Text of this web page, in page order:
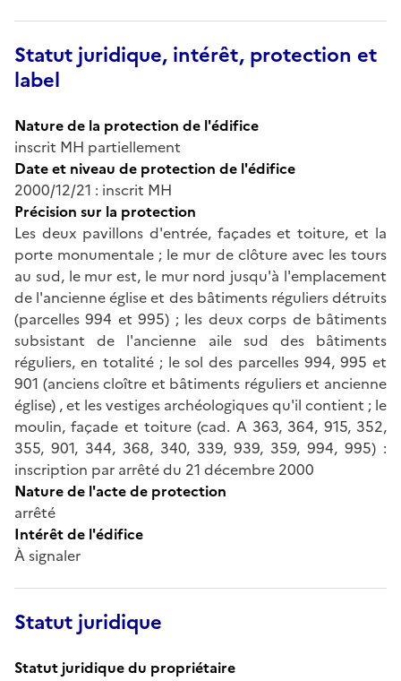
Statut juridique, intérêt, protection et
label
Nature de la protection de l'édifice
inscrit MH partiellement
Date et niveau de protection de l'édifice
2000/12/21 : inscrit MH
Précision sur la protection
Les deux pavillons d'entrée, façades et toiture, et la
porte monumentale ; le mur de clôture avec les tours
au sud, le mur est, le mur nord jusqu'à l'emplacement
de l'ancienne église et des bâtiments réguliers détruits
(parcelles 994 et 995) ; les deux corps de bâtiments
subsistant de l'ancienne aile sud des bâtiments
réguliers, en totalité ; le sol des parcelles 994, 995 et
901 (anciens cloître et bâtiments réguliers et ancienne
église) , et les vestiges archéologiques qu'il contient ; le
moulin, façade et toiture (cad. A 363, 364, 915, 352,
355, 901, 344, 368, 340, 339, 939, 359, 994, 995) :
inscription par arrêté du 21 décembre 2000
Nature de l'acte de protection
arrêté
Intérêt de l'édifice
À signaler
Statut juridique
Statut juridique du propriétaire